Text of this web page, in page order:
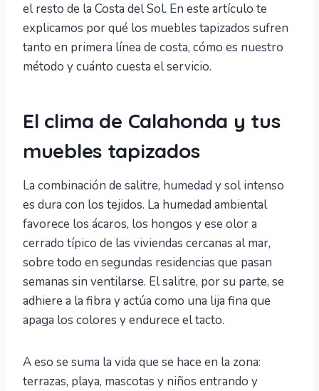
el resto de la Costa del Sol. En este artículo te
explicamos por qué los muebles tapizados sufren
tanto en primera línea de costa, cómo es nuestro
método y cuánto cuesta el servicio.
El clima de Calahonda y tus
muebles tapizados
La combinación de salitre, humedad y sol intenso
es dura con los tejidos. La humedad ambiental
favorece los ácaros, los hongos y ese olor a
cerrado típico de las viviendas cercanas al mar,
sobre todo en segundas residencias que pasan
semanas sin ventilarse. El salitre, por su parte, se
adhiere a la fibra y actúa como una lija fina que
apaga los colores y endurece el tacto.
A eso se suma la vida que se hace en la zona:
terrazas, playa, mascotas y niños entrando y